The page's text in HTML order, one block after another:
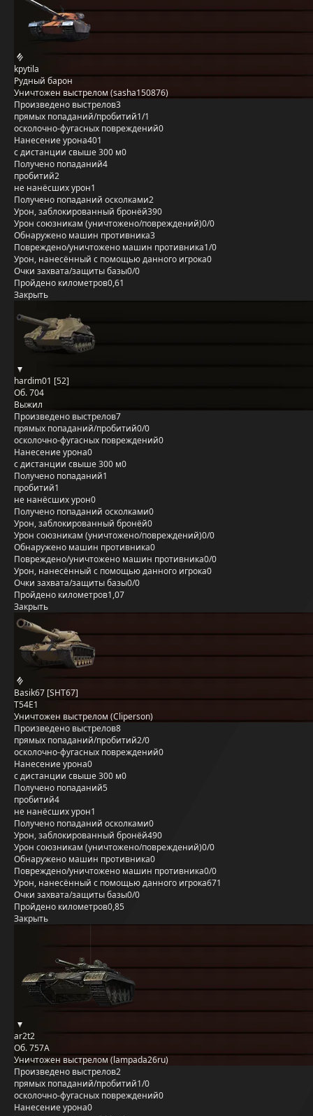
kpytila
Рудный барон
Уничтожен выстрелом (sasha150876)
Произведено выстрелов3
прямых попаданий/пробитий1/1
осколочно-фугасных повреждений0
Нанесение урона401
с дистанции свыше 300 м0
Получено попаданий4
пробитий2
не нанёсших урон1
Получено попаданий осколками2
Урон, заблокированный бронёй390
Урон союзникам (уничтожено/повреждений)0/0
Обнаружено машин противника3
Повреждено/уничтожено машин противника1/0
Урон, нанесённый с помощью данного игрока0
Очки захвата/защиты базы0/0
Пройдено километров0,61
Закрыть
hardim01 [52]
Об. 704
Выжил
Произведено выстрелов7
прямых попаданий/пробитий0/0
осколочно-фугасных повреждений0
Нанесение урона0
с дистанции свыше 300 м0
Получено попаданий1
пробитий1
не нанёсших урон0
Получено попаданий осколками0
Урон, заблокированный бронёй0
Урон союзникам (уничтожено/повреждений)0/0
Обнаружено машин противника0
Повреждено/уничтожено машин противника0/0
Урон, нанесённый с помощью данного игрока0
Очки захвата/защиты базы0/0
Пройдено километров1,07
Закрыть
Basik67 [SHT67]
T54E1
Уничтожен выстрелом (Cliperson)
Произведено выстрелов8
прямых попаданий/пробитий2/0
осколочно-фугасных повреждений0
Нанесение урона0
с дистанции свыше 300 м0
Получено попаданий5
пробитий4
не нанёсших урон1
Получено попаданий осколками0
Урон, заблокированный бронёй490
Урон союзникам (уничтожено/повреждений)0/0
Обнаружено машин противника0
Повреждено/уничтожено машин противника0/0
Урон, нанесённый с помощью данного игрока671
Очки захвата/защиты базы0/0
Пройдено километров0,85
Закрыть
ar2t2
Об. 757А
Уничтожен выстрелом (lampada26ru)
Произведено выстрелов2
прямых попаданий/пробитий1/0
осколочно-фугасных повреждений0
Нанесение урона0